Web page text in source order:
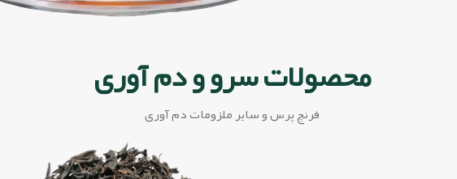
محصولات سرو و دم آوری
فرنچ پرس و سایر ملزومات دم آوری